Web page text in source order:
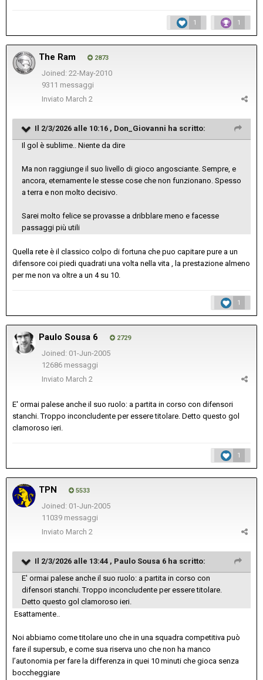
1 1
The Ram 2873
Joined: 22-May-2010
9311 messaggi
Inviato March 2
Il 2/3/2026 alle 10:16 , Don_Giovanni ha scritto:
Il gol è sublime.. Niente da dire
Ma non raggiunge il suo livello di gioco angosciante. Sempre, e
ancora, eternamente le stesse cose che non funzionano. Spesso
a terra e non molto decisivo.
Sarei molto felice se provasse a dribblare meno e facesse
passaggi più utili
Quella rete è il classico colpo di fortuna che puo capitare pure a un
difensore coi piedi quadrati una volta nella vita , la prestazione almeno
per me non va oltre a un 4 su 10.
1
Paulo Sousa 6 2729
Joined: 01-Jun-2005
12686 messaggi
Inviato March 2
E' ormai palese anche il suo ruolo: a partita in corso con difensori
stanchi. Troppo inconcludente per essere titolare. Detto questo gol
clamoroso ieri.
1
TPN 5533
Joined: 01-Jun-2005
11039 messaggi
Inviato March 2
Il 2/3/2026 alle 13:44 , Paulo Sousa 6 ha scritto:
E' ormai palese anche il suo ruolo: a partita in corso con
difensori stanchi. Troppo inconcludente per essere titolare.
Detto questo gol clamoroso ieri.
Esattamente..
Noi abbiamo come titolare uno che in una squadra competitiva può
fare il supersub, e come sua riserva uno che non ha manco
l’autonomia per fare la differenza in quei 10 minuti che gioca senza
boccheggiare